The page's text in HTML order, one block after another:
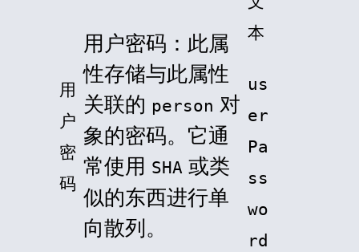
用
户
密
码
用户密码：此属
性存储与此属性
关联的 person 对
象的密码。它通
常使用 SHA 或类
似的东西进行单
向散列。
本
us
er
Pa
ss
wo
rd